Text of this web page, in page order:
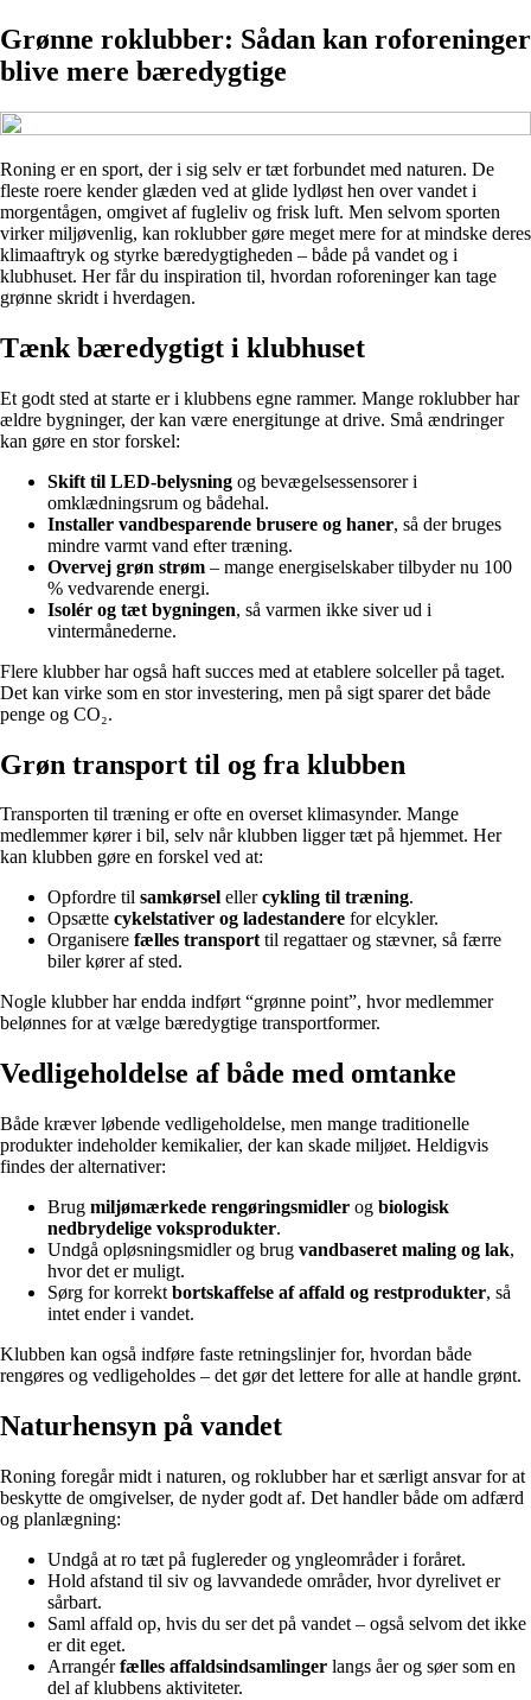
Grønne roklubber: Sådan kan roforeninger
blive mere bæredygtige
Roning er en sport, der i sig selv er tæt forbundet med naturen. De
fleste roere kender glæden ved at glide lydløst hen over vandet i
morgentågen, omgivet af fugleliv og frisk luft. Men selvom sporten
virker miljøvenlig, kan roklubber gøre meget mere for at mindske deres
klimaaftryk og styrke bæredygtigheden – både på vandet og i
klubhuset. Her får du inspiration til, hvordan roforeninger kan tage
grønne skridt i hverdagen.
Tænk bæredygtigt i klubhuset
Et godt sted at starte er i klubbens egne rammer. Mange roklubber har
ældre bygninger, der kan være energitunge at drive. Små ændringer
kan gøre en stor forskel:
Skift til LED-belysning og bevægelsessensorer i
omklædningsrum og bådehal.
Installer vandbesparende brusere og haner, så der bruges
mindre varmt vand efter træning.
Overvej grøn strøm – mange energiselskaber tilbyder nu 100
% vedvarende energi.
Isolér og tæt bygningen, så varmen ikke siver ud i
vintermånederne.
Flere klubber har også haft succes med at etablere solceller på taget.
Det kan virke som en stor investering, men på sigt sparer det både
penge og CO₂.
Grøn transport til og fra klubben
Transporten til træning er ofte en overset klimasynder. Mange
medlemmer kører i bil, selv når klubben ligger tæt på hjemmet. Her
kan klubben gøre en forskel ved at:
Opfordre til samkørsel ellercykling til træning.
Opsætte cykelstativer og ladestandere for elcykler.
Organisere fælles transporttil regattaer og stævner, så færre
biler kører af sted.
Nogle klubber har endda indført “grønne point”, hvor medlemmer
belønnes for at vælge bæredygtige transportformer.
Vedligeholdelse af både med omtanke
Både kræver løbende vedligeholdelse, men mange traditionelle
produkter indeholder kemikalier, der kan skade miljøet. Heldigvis
findes der alternativer:
Brug miljømærkede rengøringsmidler og biologisk
nedbrydelige voksprodukter.
Undgå opløsningsmidler og brug vandbaseret maling og lak,
hvor det er muligt.
Sørg for korrekt bortskaffelse af affald og restprodukter, så
intet ender i vandet.
Klubben kan også indføre faste retningslinjer for, hvordan både
rengøres og vedligeholdes – det gør det lettere for alle at handle grønt.
Naturhensyn på vandet
Roning foregår midt i naturen, og roklubber har et særligt ansvar for at
beskytte de omgivelser, de nyder godt af. Det handler både om adfærd
og planlægning:
Undgå at ro tæt på fuglereder og yngleområder i foråret.
Hold afstand til siv og lavvandede områder, hvor dyrelivet er
sårbart.
Saml affald op, hvis du ser det på vandet – også selvom det ikke
er dit eget.
Arrangérfælles affaldsindsamlinger langs åer og søer som en
del af klubbens aktiviteter.